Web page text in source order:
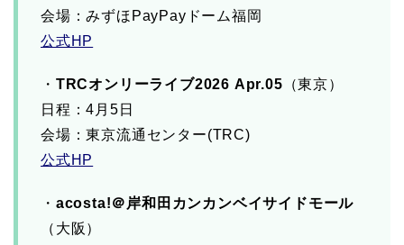
会場：みずほPayPayドーム福岡
公式HP
・ TRCオンリーライブ2026 Apr.05 （東京）
日程：4月5日
会場：東京流通センター(TRC)
公式HP
・ acosta!＠岸和田カンカンベイサイドモール
（大阪）